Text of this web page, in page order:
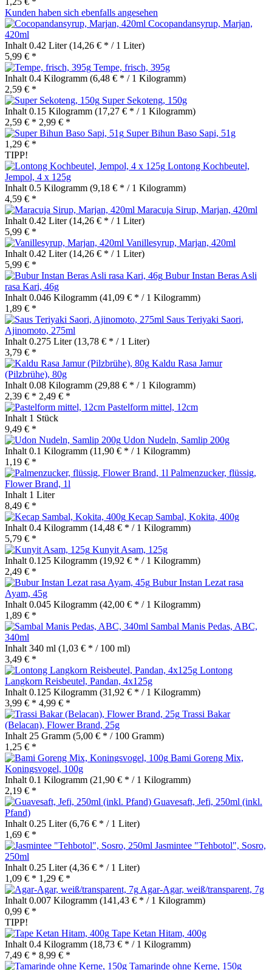
Kunden haben sich ebenfalls angesehen
Cocopandansyrup, Marjan,
420ml
Inhalt 0.42 Liter(14,26 € * / 1 Liter)
5,99 € *
Tempe, frisch, 395g
Inhalt 0.4 Kilogramm (6,48 € * / 1 Kilogramm)
2,59 € *
Super Sekoteng, 150g
Inhalt 0.15 Kilogramm (17,27 € * / 1 Kilogramm)
2,59 € * 2,99 € *
Super Bihun Baso Sapi, 51g
1,29 € *
TIPP!
Lontong Kochbeutel,
Jempol, 4 x 125g
Inhalt 0.5 Kilogramm (9,18 € * / 1 Kilogramm)
4,59 € *
Maracuja Sirup, Marjan, 420ml
Inhalt 0.42 Liter(14,26 € * / 1 Liter)
5,99 € *
Vanillesyrup, Marjan, 420ml
Inhalt 0.42 Liter(14,26 € * / 1 Liter)
5,99 € *
Bubur Instan Beras Asli
rasa Kari, 46g
Inhalt 0.046 Kilogramm (41,09 € * / 1 Kilogramm)
1,89 € *
Saus Teriyaki Saori,
Ajinomoto, 275ml
Inhalt 0.275 Liter(13,78 € * / 1 Liter)
3,79 € *
Kaldu Rasa Jamur
(Pilzbrühe), 80g
Inhalt 0.08 Kilogramm (29,88 € * / 1 Kilogramm)
2,39 € * 2,49 € *
Pastelform mittel, 12cm
Inhalt 1 Stück
9,49 € *
Udon Nudeln, Samlip 200g
Inhalt 0.1 Kilogramm (11,90 € * / 1 Kilogramm)
1,19 € *
Palmenzucker, flüssig,
Flower Brand, 1l
Inhalt 1 Liter
8,49 € *
Kecap Sambal, Kokita, 400g
Inhalt 0.4 Kilogramm (14,48 € * / 1 Kilogramm)
5,79 € *
Kunyit Asam, 125g
Inhalt 0.125 Kilogramm (19,92 € * / 1 Kilogramm)
2,49 € *
Bubur Instan Lezat rasa
Ayam, 45g
Inhalt 0.045 Kilogramm (42,00 € * / 1 Kilogramm)
1,89 € *
Sambal Manis Pedas, ABC,
340ml
Inhalt 340 ml (1,03 € * / 100 ml)
3,49 € *
Lontong
Langkorn Reisbeutel, Pandan, 4x125g
Inhalt 0.125 Kilogramm (31,92 € * / 1 Kilogramm)
3,99 € * 4,99 € *
Trassi Bakar
(Belacan), Flower Brand, 25g
Inhalt 25 Gramm (5,00 € * / 100 Gramm)
1,25 € *
Bami Goreng Mix,
Koningsvogel, 100g
Inhalt 0.1 Kilogramm (21,90 € * / 1 Kilogramm)
2,19 € *
Guavesaft, Jefi, 250ml (inkl.
Pfand)
Inhalt 0.25 Liter(6,76 € * / 1 Liter)
1,69 € *
Jasmintee "Tehbotol", Sosro,
250ml
Inhalt 0.25 Liter(4,36 € * / 1 Liter)
1,09 € * 1,29 € *
Agar-Agar, weiß/transparent, 7g
Inhalt 0.007 Kilogramm (141,43 € * / 1 Kilogramm)
0,99 € *
TIPP!
Tape Ketan Hitam, 400g
Inhalt 0.4 Kilogramm (18,73 € * / 1 Kilogramm)
7,49 € * 8,99 € *
Tamarinde ohne Kerne, 150g